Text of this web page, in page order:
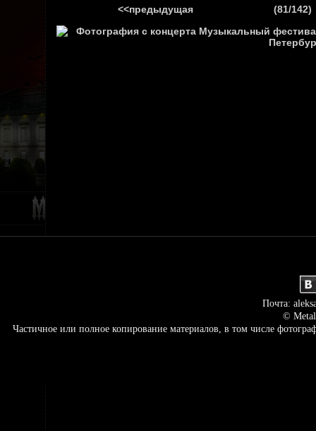
<<предыдущая (81/142)
Почта:
©
Частичное или полное копирование материалов, в том числе